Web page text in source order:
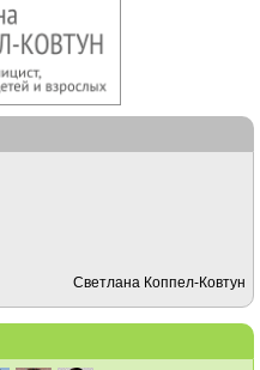
Светлана Коппел-Ковтун